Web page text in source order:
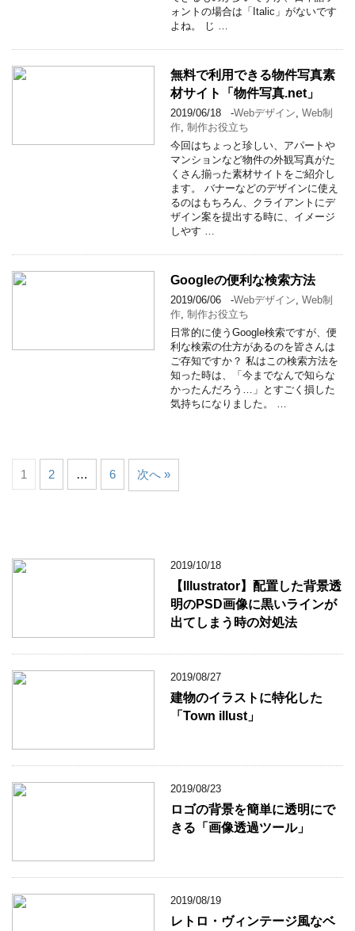
ォントの場合は「Italic」がないです
よね。 じ …
無料で利用できる物件写真素
材サイト「物件写真.net」
2019/06/18 -Webデザイン Web制
作 制作お役立ち
今回はちょっと珍しい、アパートや
マンションなど物件の外観写真がた
くさん揃った素材サイトをご紹介し
ます。 バナーなどのデザインに使え
るのはもちろん、クライアントにデ
ザイン案を提出する時に、イメージ
しやす …
Googleの便利な検索方法
2019/06/06 -Webデザイン Web制
作 制作お役立ち
日常的に使うGoogle検索ですが、便
利な検索の仕方があるのを皆さんは
ご存知ですか？ 私はこの検索方法を
知った時は、「今までなんで知らな
かったんだろう…」とすごく損した
気持ちになりました。 …
1 2 … 6 次へ »
2019/10/18
【Illustrator】配置した背景透
明のPSD画像に黒いラインが
出てしまう時の対処法
2019/08/27
建物のイラストに特化した
「Town illust」
2019/08/23
ロゴの背景を簡単に透明にで
きる「画像透過ツール」
2019/08/19
レトロ・ヴィンテージ風なベ